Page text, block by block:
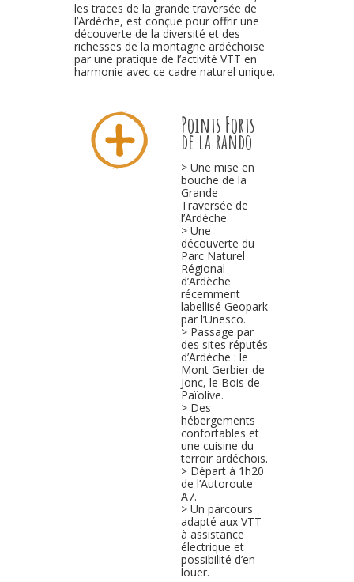
garrigues méridionales. Nous pénétrons
dans l’espace naturel du bois de
Païolive où les forces de la nature ont
creuséles gorges du Chassezac: un
final resplendissant.
Cetterandonnée à vélo sportive, sur
découverte de la diversité et des
richesses de la montagne ardéchoise
par une pratique de l’activité VTT en
harmonie avec ce cadre naturel unique.
Points Forts
de la rando
> Une mise en
bouche de la
Grande
Traversée de
l’Ardèche
> Une
découverte du
Parc Naturel
Régional
d’Ardèche
récemment
labellisé Geopark
par l’Unesco.
> Passage par
des sites réputés
d’Ardèche : le
Mont Gerbier de
Jonc, le Bois de
Païolive.
> Des
hébergements
confortables et
une cuisine du
terroir ardéchois.
> Départ à 1h20
de l’Autoroute
A7.